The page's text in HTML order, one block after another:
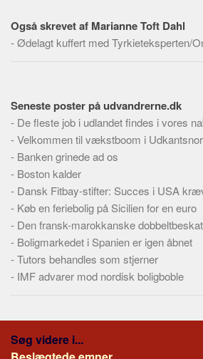
Køb og salg
Økonomi
Statistik
Praktisk
Alle
Meta
Dokumenttyper
Emner
Skribenter
Personer
Kilder
Om
Også skrevet af Marianne Toft Dahl
-Ødelagt kuffert med Tyrkieteksperten/
Seneste poster på udvandrerne.dk
- De fleste job i udlandet findes i vores
-Velkommen til vækstboom i
- Banken grinede ad os
- Boston kalder
- Dansk Fitbay-stifter: Succes i USA
- Køb en feriebolig på Sicilien for en euro
- Den fransk-marokkanske
- Boligmarkedet i Spanien er igen åbnet
-Tutors behandles som stjerner
- IMF advarer mod nordisk boligboble
Søg videre i...